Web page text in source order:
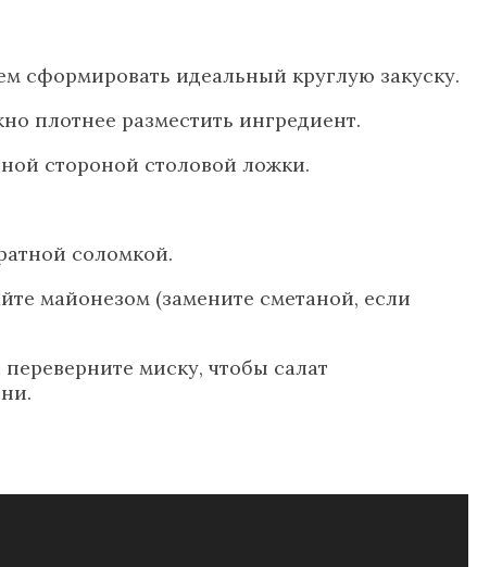
сформировать идеальный круглую закуску.
плотнее разместить ингредиент.
стороной столовой ложки.
соломкой.
майонезом (замените сметаной, если
миску, чтобы салат